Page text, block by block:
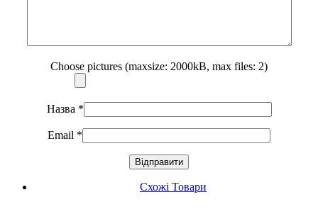
Choose pictures (maxsize: 2000kB, max files: 2)
Назва *
Email *
Схожі Товари